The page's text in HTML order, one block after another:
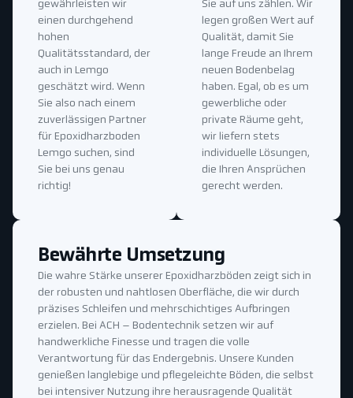
Sie auf uns zählen. Wir
legen großen Wert auf
Qualität, damit Sie
lange Freude an Ihrem
neuen Bodenbelag
haben. Egal, ob es um
gewerbliche oder
private Räume geht,
wir liefern stets
individuelle Lösungen,
die Ihren Ansprüchen
gerecht werden.
gewährleisten wir
einen durchgehend
hohen
Qualitätsstandard, der
auch in Lemgo
geschätzt wird. Wenn
Sie also nach einem
zuverlässigen Partner
für Epoxidharzboden
Lemgo suchen, sind
Sie bei uns genau
richtig!
Bewährte Umsetzung
Die wahre Stärke unserer Epoxidharzböden zeigt sich in
der robusten und nahtlosen Oberfläche, die wir durch
präzises Schleifen und mehrschichtiges Aufbringen
erzielen. Bei ACH – Bodentechnik setzen wir auf
handwerkliche Finesse und tragen die volle
Verantwortung für das Endergebnis. Unsere Kunden
genießen langlebige und pflegeleichte Böden, die selbst
bei intensiver Nutzung ihre herausragende Qualität